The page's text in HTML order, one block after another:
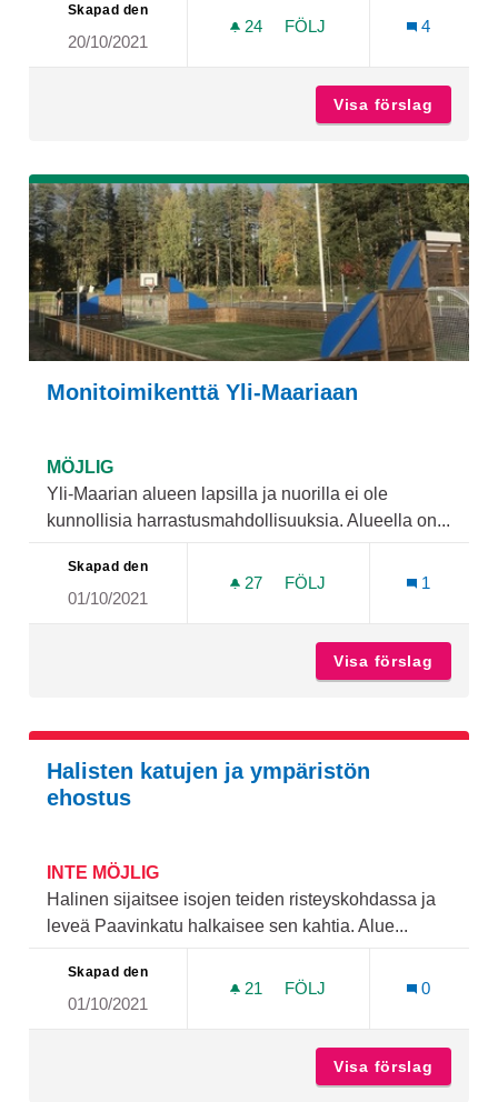
Skapad den
20/10/2021
24 24 FÖLJARE
FÖLJ
4
Visa förslag
Monitoimikenttä Yli-Maariaan
MÖJLIG
Yli-Maarian alueen lapsilla ja nuorilla ei ole
kunnollisia harrastusmahdollisuuksia. Alueella on...
Skapad den
01/10/2021
27 27 FÖLJARE
FÖLJ
1
Visa förslag
Halisten katujen ja ympäristön
ehostus
INTE MÖJLIG
Halinen sijaitsee isojen teiden risteyskohdassa ja
leveä Paavinkatu halkaisee sen kahtia. Alue...
Skapad den
01/10/2021
21 21 FÖLJARE
FÖLJ
0
Visa förslag